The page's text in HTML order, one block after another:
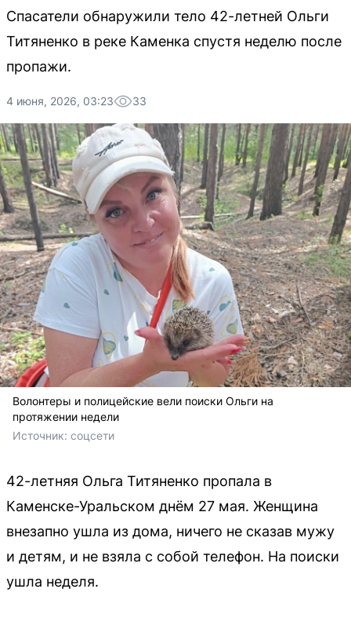
Спасатели обнаружили тело 42-летней Ольги
Титяненко в реке Каменка спустя неделю после
пропажи.
4 июня, 2026, 03:23 33
Волонтеры и полицейские вели поиски Ольги на
протяжении недели
Источник: соцсети
42-летняя Ольга Титяненко пропала в
Каменске-Уральском днём 27 мая. Женщина
внезапно ушла из дома, ничего не сказав мужу
и детям, и не взяла с собой телефон. На поиски
ушла неделя.